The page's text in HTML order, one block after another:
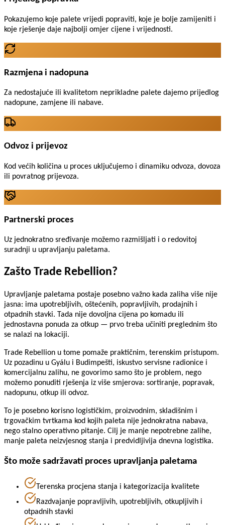
Pokazujemo koje palete vrijedi popraviti, koje je bolje zamijeniti i
koje rješenje daje najbolji omjer cijene i vrijednosti.
Razmjena i nadopuna
Za nedostajuće ili kvalitetom neprikladne palete dajemo prijedlog
nadopune, zamjene ili nabave.
Odvoz i prijevoz
Kod većih količina u proces uključujemo i dinamiku odvoza, dovoza
ili povratnog prijevoza.
Partnerski proces
Uz jednokratno sređivanje možemo razmišljati i o redovitoj
suradnji u upravljanju paletama.
Zašto Trade Rebellion?
Upravljanje paletama postaje posebno važno kada zaliha više nije
jasna: ima upotrebljivih, oštećenih, popravljivih, prodajnih i
otpadnih stavki. Tada nije dovoljna cijena po komadu ili
jednostavna ponuda za otkup — prvo treba učiniti preglednim što
se nalazi na lokaciji.
Trade Rebellion u tome pomaže praktičnim, terenskim pristupom.
Uz pozadinu u Gyálu i Budimpešti, iskustvo servisne radionice i
komercijalnu zalihu, ne govorimo samo što je problem, nego
možemo ponuditi rješenja iz više smjerova: sortiranje, popravak,
nadopunu, otkup ili odvoz.
To je posebno korisno logističkim, proizvodnim, skladišnim i
trgovačkim tvrtkama kod kojih paleta nije jednokratna nabava,
nego stalno operativno pitanje. Cilj je manje nepotrebne zalihe,
manje paleta neizvjesnog stanja i predvidljivija dnevna logistika.
Što može sadržavati proces upravljanja paletama
Terenska procjena stanja i kategorizacija kvalitete
Razdvajanje popravljivih, upotrebljivih, otkupljivih i
otpadnih stavki